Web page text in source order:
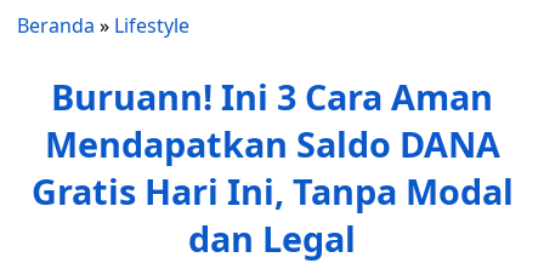
Beranda » Lifestyle
Buruann! Ini 3 Cara Aman
Mendapatkan Saldo DANA
Gratis Hari Ini, Tanpa Modal
dan Legal